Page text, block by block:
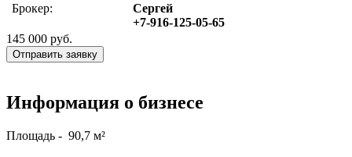
Брокер:
Сергей
+7-916-125-05-65
145 000 руб.
Отправить заявку
Информация о бизнесе
Площадь - 90,7 м²